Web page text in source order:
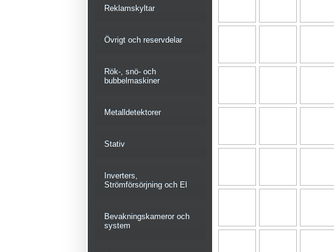
Reklamskyltar
Övrigt och reservdelar
Rök-, snö- och
bubbelmaskiner
Metalldetektorer
Stativ
Inverters,
Strömförsörjning och El
Bevakningskameror och
system